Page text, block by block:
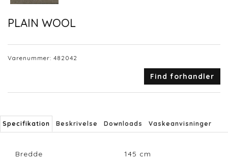
PLAIN WOOL
Varenummer: 482042
Find forhandler
Specifikation Beskrivelse Downloads Vaskeanvisninger
Bredde 145 cm